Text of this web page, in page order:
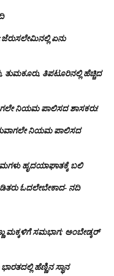
ಏನು
ತುಮಕೂರು, ತಿಪಟೂರಿನಲ್ಲಿ ಹೆಚ್ಚಿದ
ನಿಯಮ ಪಾಲಿಸದ ಶಾಸಕರು!
ನಿಯಮ ಪಾಲಿಸದ
ಹೃದಯಾಘಾತಕ್ಕೆ ಬಲಿ
ಓದಲೇಬೇಕಾದ- ನದಿ
ಮಕ್ಕಳಿಗೆ ಸಮಭಾಗ; ಅಂಬೇಡ್ಕರ್
ಹೆಣ್ಣಿನ ಸ್ಥಾನ‌